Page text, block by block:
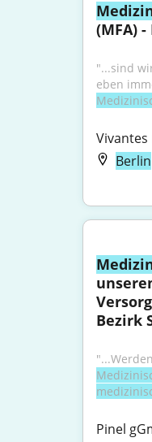
(MFA)
"...sind
Berlin
Bezirk
Pinel